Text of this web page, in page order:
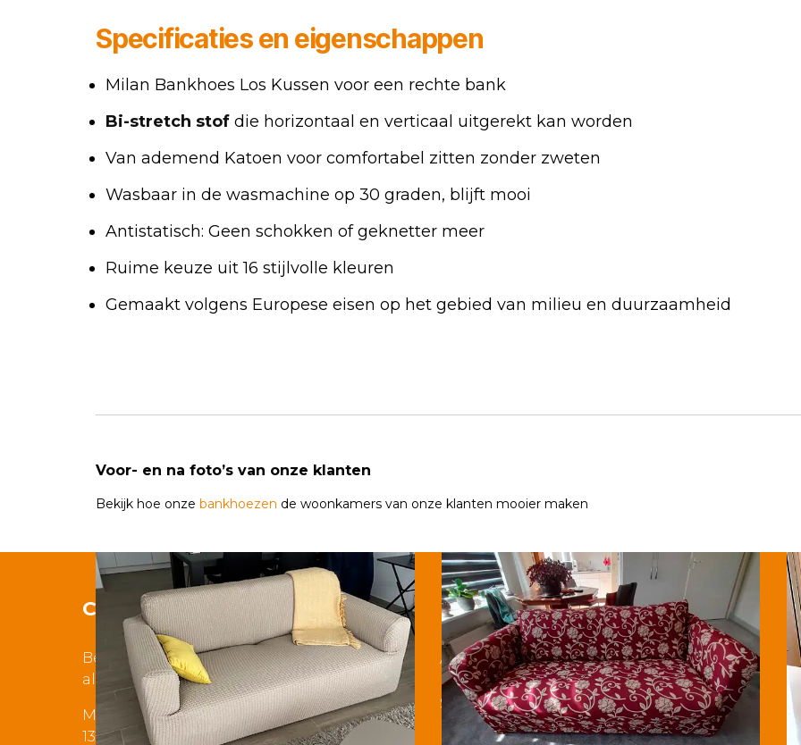
Specificaties en eigenschappen
Milan Bankhoes Los Kussen voor een rechte bank
Bi-stretch stof die horizontaal en verticaal uitgerekt kan worden
Van ademend Katoen voor comfortabel zitten zonder zweten
Wasbaar in de wasmachine op 30 graden, blijft mooi
Antistatisch: Geen schokken of geknetter meer
Ruime keuze uit 16 stijlvolle kleuren
Gemaakt volgens Europese eisen op het gebied van milieu en duurzaamheid
Voor- en na foto’s van onze klanten
Bekijk hoe onze bankhoezen de woonkamers van onze klanten mooier maken
Contact
Bezoek aan onze showroom
alleen op afspraak!
Musicalstraat 3a
1323VR Almere
Producten
Aanbiedingen
Bankhoezen
Stoelhoezen
Bankbeschermers